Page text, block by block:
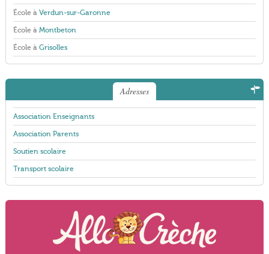
École à Verdun-sur-Garonne
École à Montbeton
École à Grisolles
Adresses
Association Enseignants
Association Parents
Soutien scolaire
Transport scolaire